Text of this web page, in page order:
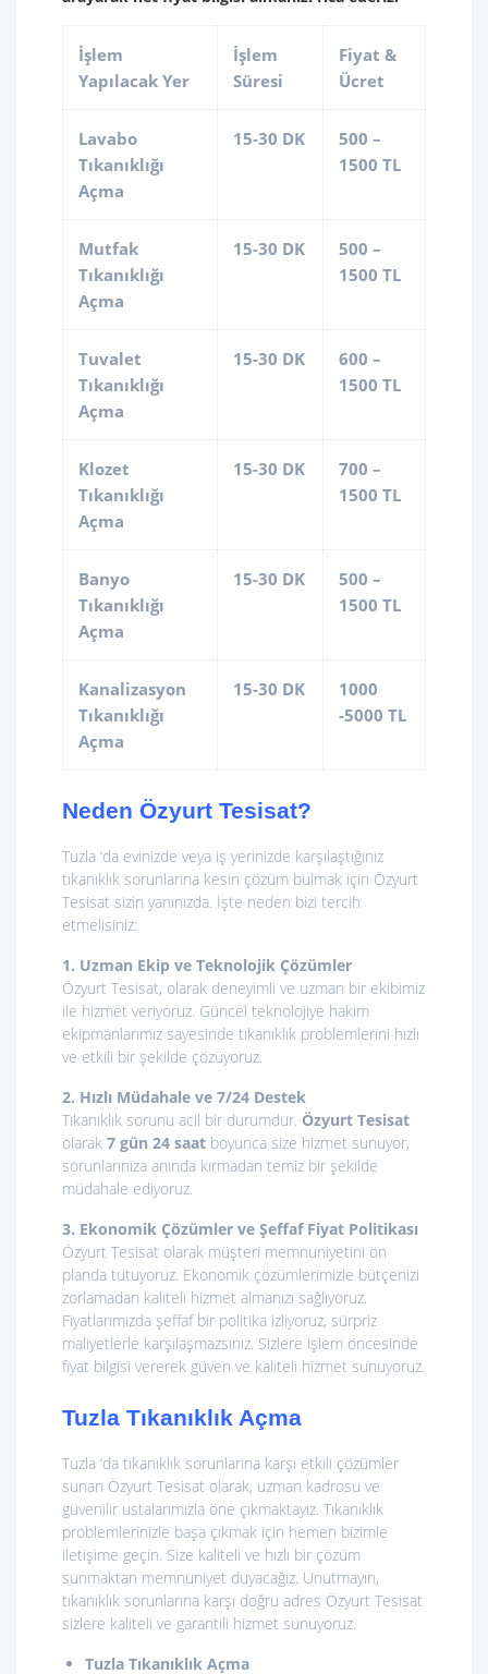
İşlem
Yapılacak Yer
İşlem
Süresi
Fiyat &
Ücret
Lavabo
Tıkanıklığı
Açma
15-30 DK
500 –
1500 TL
Mutfak
Tıkanıklığı
Açma
15-30 DK
500 –
1500 TL
Tuvalet
Tıkanıklığı
Açma
15-30 DK
600 –
1500 TL
Klozet
Tıkanıklığı
Açma
15-30 DK
700 –
1500 TL
Banyo
Tıkanıklığı
Açma
15-30 DK
500 –
1500 TL
Kanalizasyon
Tıkanıklığı
Açma
15-30 DK
1000
-5000 TL
Neden Özyurt Tesisat?
Tuzla ‘da evinizde veya iş yerinizde karşılaştığınız
tıkanıklık sorunlarına kesin çözüm bulmak için Özyurt
Tesisat sizin yanınızda. İşte neden bizi tercih
etmelisiniz:
1. Uzman Ekip ve Teknolojik Çözümler
Özyurt Tesisat, olarak deneyimli ve uzman bir ekibimiz
ile hizmet veriyoruz. Güncel teknolojiye hakim
ekipmanlarımız sayesinde tıkanıklık problemlerini hızlı
ve etkili bir şekilde çözüyoruz.
2. Hızlı Müdahale ve 7/24 Destek
Tıkanıklık sorunu acil bir durumdur. Özyurt Tesisat
olarak 7 gün 24 saat boyunca size hizmet sunuyor,
sorunlarınıza anında kırmadan temiz bir şekilde
müdahale ediyoruz.
3. Ekonomik Çözümler ve Şeffaf Fiyat Politikası
Özyurt Tesisat olarak müşteri memnuniyetini ön
planda tutuyoruz. Ekonomik çözümlerimizle bütçenizi
zorlamadan kaliteli hizmet almanızı sağlıyoruz.
Fiyatlarımızda şeffaf bir politika izliyoruz, sürpriz
maliyetlerle karşılaşmazsınız. Sizlere işlem öncesinde
fiyat bilgisi vererek güven ve kaliteli hizmet sunuyoruz.
Tuzla Tıkanıklık Açma
Tuzla ‘da tıkanıklık sorunlarına karşı etkili çözümler
sunan Özyurt Tesisat olarak, uzman kadrosu ve
güvenilir ustalarımızla öne çıkmaktayız. Tıkanıklık
problemlerinizle başa çıkmak için hemen bizimle
iletişime geçin. Size kaliteli ve hızlı bir çözüm
sunmaktan memnuniyet duyacağız. Unutmayın,
tıkanıklık sorunlarına karşı doğru adres Özyurt Tesisat
sizlere kaliteli ve garantili hizmet sunuyoruz.
Tuzla Tıkanıklık Açma